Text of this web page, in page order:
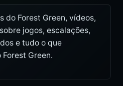
do Forest Green, vídeos,
jogos, escalações,
e tudo o que
Green.